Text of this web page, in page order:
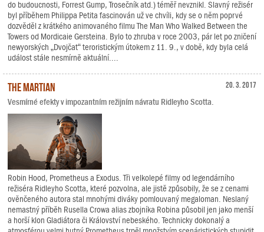
do budoucnosti, Forrest Gump, Trosečník atd.) téměř nevznikl. Slavný režisér
byl příběhem Philippa Petita fascinován už ve chvíli, kdy se o něm poprvé
dozvěděl z krátkého animovaného filmu The Man Who Walked Between the
Towers od Mordicaie Gersteina. Bylo to zhruba v roce 2003, pár let po zničení
newyorských „Dvojčat“ teroristickým útokem z 11. 9., v době, kdy byla celá
událost stále nesmírně aktuální....
20. 3. 2017
The Martian
Vesmírné efekty v impozantním režijním návratu Ridleyho Scotta.
Robin Hood, Prometheus a Exodus. Tři velkolepé filmy od legendárního
režiséra Ridleyho Scotta, které pozvolna, ale jistě způsobily, že se z cenami
ověnčeného autora stal mnohými diváky pomlouvaný megaloman. Neslaný
nemastný příběh Rusella Crowa alias zbojníka Robina působil jen jako menší
a horší klon Gladiátora či Království nebeského. Technicky dokonalý a